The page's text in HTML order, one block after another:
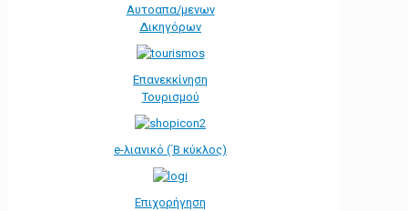
Αυτοαπα/μενων
Δικηγόρων
Επανεκκίνηση
Τουρισμού
e-λιανικό (΄Β κύκλος)
Επιχορήγηση